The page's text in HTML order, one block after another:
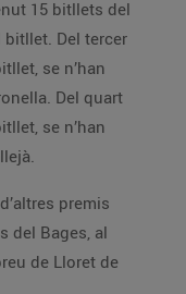
15 bitllets del
bitllet. Del tercer
se n’han
Del quart
se n’han
premis
del Bages, al
de Lloret de